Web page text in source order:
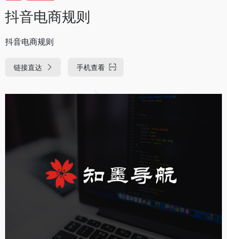
抖音电商规则
抖音电商规则
链接直达 手机查看